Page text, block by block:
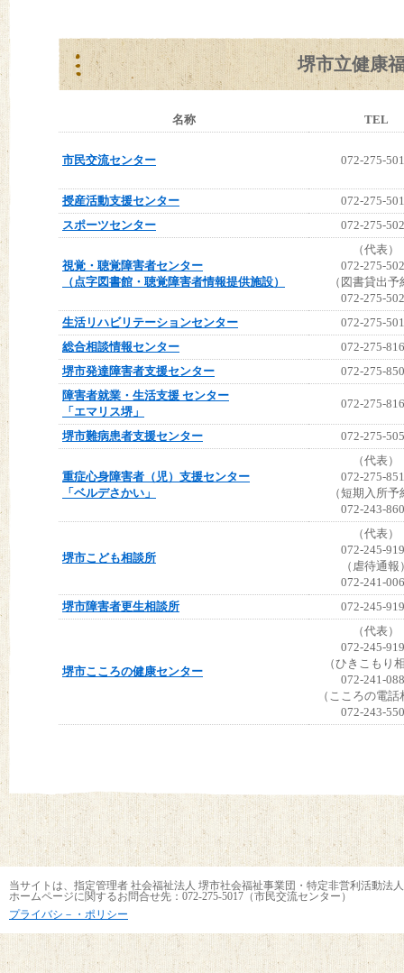
堺市立健康
名称 TEL
市民交流センター 072-275-
授産活動支援センター
072-275-
スポーツセンター
072-275-
視覚・聴覚障害者センター
（点字図書館・聴覚障害者情報提供施設）
（代表）
072-275-
（図書貸出予
072-275-
生活リハビリテーションセンター
072-275-
総合相談情報センター
072-275-
堺市発達障害者支援センター
072-275-
障害者就業・生活支援 センター
「エマリス堺」
072-275-
堺市難病患者支援センター 072-275-
重症心身障害者（児）支援センター
「ベルデさかい」
（代表）
072-275-
（短期入所予
072-243-
堺市こども相談所
（代表）
072-245-
（虐待通報
072-241-
堺市障害者更生相談所
072-245-
堺市こころの健康センター
（代表）
072-245-
（ひきこもり
072-241-
（こころの電
072-243-
当サイトは、指定管理者 社会福祉法人 堺市社会福祉事業団・特定非営利活動
ホームページに関するお問合せ先：072-275-5017（市民交流センター）
プライバシ－・ポリシー